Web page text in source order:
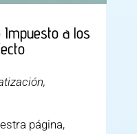
Impuesto a los
,
página,